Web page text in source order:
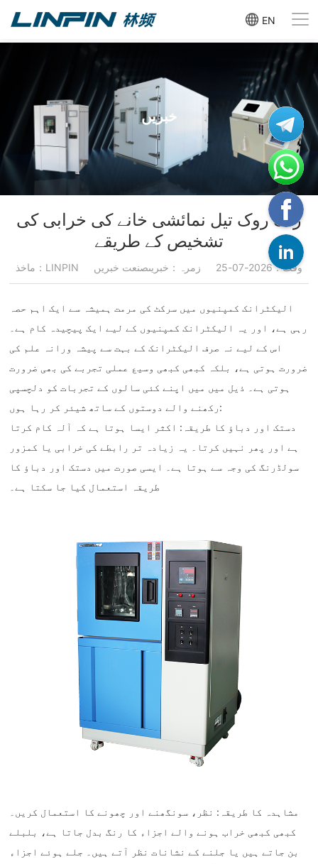
EN
خبریں
زنگ روک تیل نمائشی خانے کی خرابی کی
تشخیص کے طریقے
ماخذ：LINPIN وقت：2026-07-25 زمرہ：خبریںصنعت خبریں
الیکٹرانک کمپنیوں میں سرکٹ کی مرمت ہمیشہ سے ایک اہم حصہ
رہی ہے، اور یہ الیکٹرانک کمپنیوں کے لیے ایک پیچیدہ کام ہے۔
اس کے لیے نہ صرف الیکٹرانک کے بہت سے پیشہ ورانہ علم کی
ضرورت ہوتی ہے، بلکہ کبھی کبھی وسیع عملی تجربے کی بھی ضرورت
ہوتی ہے۔ ذیل میں میں اپنے کئی سالوں کے تجربات کو دلچسپی
رکھنے والے دوستوں کے ساتھ شیئر کر رہا ہوں:
‌دستک اور دباؤ کا طریقہ‌: اکثر ایسا ہوتا ہے کہ آلہ کام کرتا
ہے اور پھر نہیں کرتا۔ یہ زیادہ تر رابطے کی خرابی یا کمزور
سولڈرنگ کی وجہ سے ہوتا ہے۔ ایسی صورت میں دستک اور دباؤ کا
طریقہ استعمال کیا جا سکتا ہے۔
‌مشاہدہ کا طریقہ‌: نظر، سونگھنے اور چھونے کا استعمال کریں۔
کبھی کبھی خراب ہونے والے اجزاء کا رنگ بدل جاتا ہے، بلبلے
بن جاتے ہیں یا جلنے کے نشانات نظر آتے ہیں۔ جلے ہوئے اجزاء